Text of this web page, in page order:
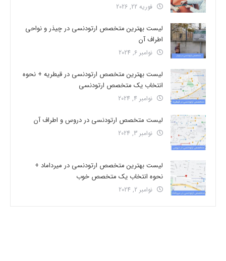
فوریه 22, 2026
لیست بهترین متخصص ارتودنسی در چیذر و نواحی
اطراف آن
نوامبر 6, 2024
لیست بهترین متخصص ارتودنسی در قیطریه + نحوه
انتخاب یک متخصص ارتودنسی
نوامبر 4, 2024
لیست متخصص ارتودنسی در دروس و اطراف آن
نوامبر 3, 2024
لیست بهترین متخصص ارتودنسی در میرداماد +
نحوه انتخاب یک متخصص خوب
نوامبر 2, 2024